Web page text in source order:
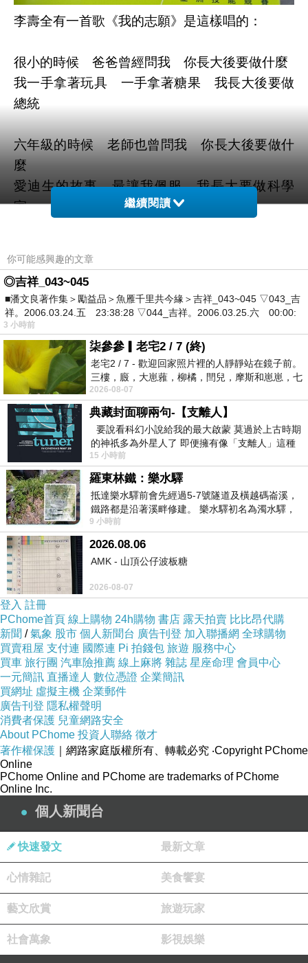
李壽全有一首歌 《我的志願》 是這樣唱的 ：
很小的時候 爸爸曾經問我 你長大後要做什麼
我一手拿著玩具 一手拿著糖果 我長大後要做
總統
六年級的時候 老師也曾問我 你長大後要做什
麼
愛迪生的故事 最讓我佩服 我長大要做科學
家…
耳邊又響起 母親的叮嚀 醫生、律師都不錯
大學聯考時候 作文題目又是 「我的志願」是
什麼
回想報名時候 心裡毫無選擇 志願填了一百
多…
沒有煩惱 沒有憂愁 唱出我心裡的歌
告訴我的孩子 每個人都需要 平平靜靜的生活
慢慢慢慢慢慢慢慢長大以後 認識的人越來越多
慢慢慢慢慢慢慢慢你會知道 每個人都差不多
慢慢慢慢慢慢慢慢你會知道人生就是這麼過。
是嗎？人生就是這麼過來的！
繼續閱讀
你可能感興趣的文章
◎吉祥_043~045
■潘文良著作集＞勵益品＞魚雁千里共今緣＞吉祥_043~045 ▽043_吉
祥。2006.03.24.五 23:38:28 ▽044_吉祥。2006.03.25.六 00:00:
3 小時前
柒參參▎老宅2 / 7 (終)
老宅2 / 7 - 歡迎回家照片裡的人靜靜站在鏡子前。
三樓，廄，大崽蕥，柳橘，閆兒，摩斯和崽崽，七
個人整整齊齊地站在鏡框之外，如同
2026-08-07
典藏封面聊兩句-【支離人】
要說看科幻小說給我的最大啟蒙 莫過於上古時期
的神祇多為外星人了 即便擁有像「支離人」這種
驚世駭俗的神通法門 也未必讀
15 小時前
羅東林鐵：樂水驛
抵達樂水驛前會先經過5-7號隧道及橫越碼崙溪，
鐵路都是沿著溪畔修建。 樂水驛初名為濁水驛，
但因與臺鐵集集線車站同名，於1953
9 小時前
2026.08.06
AMK - 山頂公仔波板糖
2026-08-07
登入 註冊
PChome首頁 線上購物 24h購物 書店 露天拍賣 比比昂代購
新聞 /氣象 股市 個人新聞台 廣告刊登 加入聯播網 全球購物
買賣租屋 支付連 國際連 Pi 拍錢包 旅遊 服務中心
買車 旅行團 汽車險推薦 線上麻將 雜誌 星座命理 會員中心
一元簡訊 直播達人 數位憑證 企業簡訊
買網址 虛擬主機 企業郵件
廣告刊登 隱私權聲明
消費者保護 兒童網路安全
About PChome 投資人聯絡 徵才
著作權保護 ｜網路家庭版權所有、轉載必究 ‧Copyright PChome
Online
PChome Online and PChome are trademarks of PChome
Online Inc.
個人新聞台
快速發文 最新文章
心情雜記 美食饗宴
藝文欣賞 旅遊玩家
社會萬象 影視娛樂